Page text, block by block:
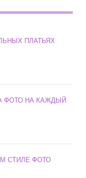
ПЛАТЬЯХ
ФОТО НА КАЖДЫЙ
СТИЛЕ ФОТО